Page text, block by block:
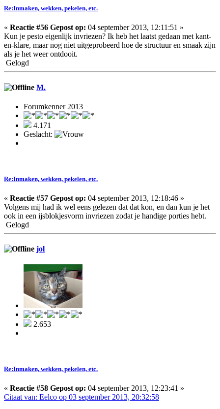
Re:Inmaken, wekken, pekelen, etc.
« Reactie #56 Gepost op: 04 september 2013, 12:11:51 »
Kun je pesto eigenlijk invriezen? Ik heb het laatst gedaan met kant-
en-klare, maar nog niet uitgeprobeerd hoe de structuur en smaak zijn
als je het weer ontdooit.
Gelogd
M.
Forumkenner 2013
4.171
Geslacht:
Re:Inmaken, wekken, pekelen, etc.
« Reactie #57 Gepost op: 04 september 2013, 12:18:46 »
Volgens mij had ik wel eens gelezen dat dat kon, en dan kun je het
ook in een ijsblokjesvorm invriezen zodat je handige porties hebt.
Gelogd
jol
2.653
Re:Inmaken, wekken, pekelen, etc.
« Reactie #58 Gepost op: 04 september 2013, 12:23:41 »
Citaat van: Eelco op 03 september 2013, 20:32:58